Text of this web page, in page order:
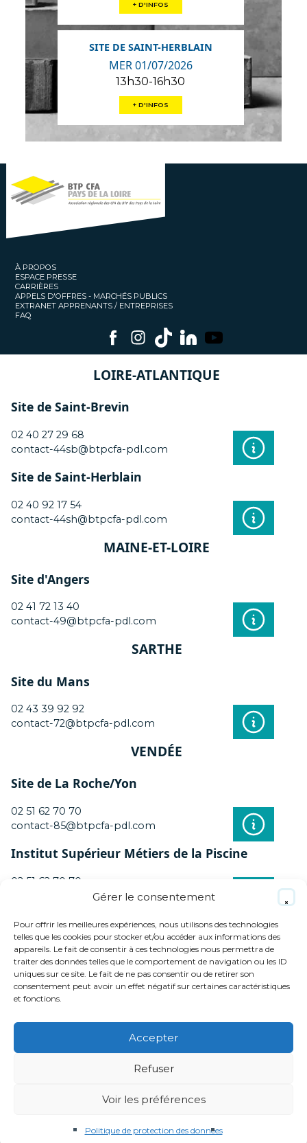
Gérer le consentement
Pour offrir les meilleures expériences, nous utilisons des technologies
telles que les cookies pour stocker et/ou accéder aux informations des
appareils. Le fait de consentir à ces technologies nous permettra de
traiter des données telles que le comportement de navigation ou les ID
uniques sur ce site. Le fait de ne pas consentir ou de retirer son
consentement peut avoir un effet négatif sur certaines caractéristiques
et fonctions.
Accepter
Refuser
Voir les préférences
Politique de protection des données
+ D'INFOS
SITE DE SAINT-HERBLAIN
MER 01/07/2026
13h30-16h30
+ D'INFOS
À PROPOS
ESPACE PRESSE
CARRIÈRES
APPELS D'OFFRES - MARCHÉS PUBLICS
EXTRANET APPRENANTS / ENTREPRISES
FAQ
LOIRE-ATLANTIQUE
Site de Saint-Brevin
02 40 27 29 68
contact-44sb@btpcfa-pdl.com
Site de Saint-Herblain
02 40 92 17 54
contact-44sh@btpcfa-pdl.com
MAINE-ET-LOIRE
Site d'Angers
02 41 72 13 40
contact-49@btpcfa-pdl.com
SARTHE
Site du Mans
02 43 39 92 92
contact-72@btpcfa-pdl.com
VENDÉE
Site de La Roche/Yon
02 51 62 70 70
contact-85@btpcfa-pdl.com
Institut Supérieur Métiers de la Piscine
02 51 62 70 70
contact-85@btpcfa-pdl.com
MENTIONS LÉGALES
POLITIQUE DE PROTECTION DES
DONNÉES
BTP CFA Pays de la Loire